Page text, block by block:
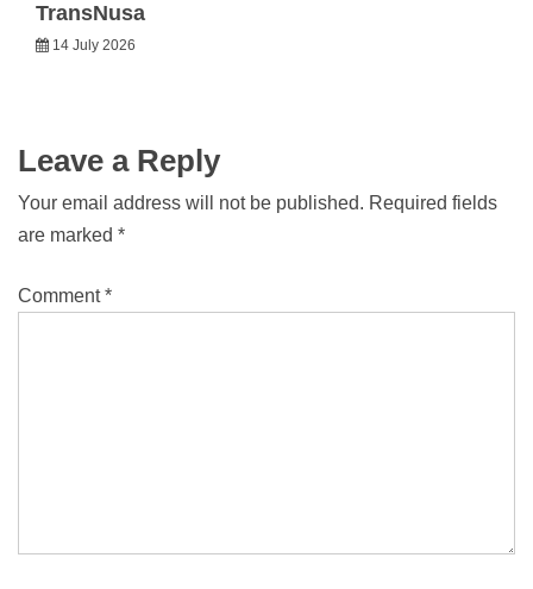
TransNusa
14 July 2026
Leave a Reply
Your email address will not be published. Required fields
are marked *
Comment*